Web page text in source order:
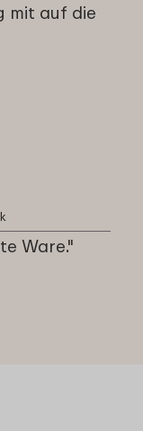
mit auf die
Ware."